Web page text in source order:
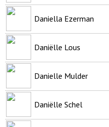
Daniella Ezerman
Daniëlle Lous
Danielle Mulder
Daniëlle Schel